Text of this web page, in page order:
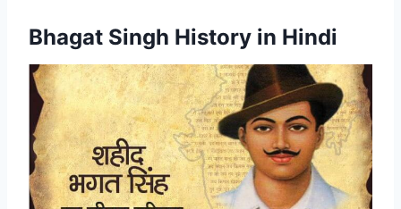
Bhagat Singh History in Hindi